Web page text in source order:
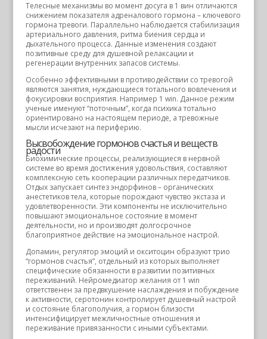
Телесные механизмы во момент досуга в 1 вин отличаются
снижением показателя адреналового гормона – ключевого
гормона тревоги. Параллельно наблюдается стабилизация
артериального давления, ритма биения сердца и
дыхательного процесса. Данные изменения создают
позитивные среду для душевной релаксации и
регенерации внутренних запасов системы.
Особенно эффективными в противодействии со тревогой
являются занятия, нуждающиеся тотального вовлечения и
фокусировки восприятия. Например 1 win. Данное режим
ученые именуют “поточным”, когда психика тотально
ориентировано на настоящем периоде, а тревожные
мысли исчезают на периферию.
Высвобождение гормонов счастья и веществ
радости
Биохимические процессы, реализующиеся в нервной
системе во время достижения удовольствия, составляют
комплексную сеть кооперации различных передатчиков.
Отдых запускает синтез эндорфинов – органических
анестетиков тела, которые порождают чувство экстаза и
удовлетворенности. Эти компоненты не исключительно
повышают эмоциональное состояние в момент
деятельности, но и производят долгосрочное
благоприятное действие на эмоциональное настрой.
Допамин, регулятор эмоций и окситоцин образуют трио
“гормонов счастья”, отдельный из которых выполняет
специфические обязанности в развитии позитивных
переживаний. Нейромедиатор желания от 1 win
ответственен за предвкушение наслаждения и побуждение
к активности, серотонин контролирует душевный настрой
и состояние благополучия, а гормон близости
интенсифицирует межличностные отношения и
переживание привязанности с иными субъектами.